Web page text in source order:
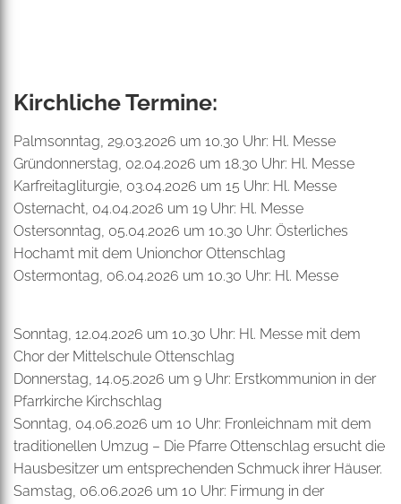
Kirchliche Termine:
Palmsonntag, 29.03.2026 um 10.30 Uhr: Hl. Messe
Gründonnerstag, 02.04.2026 um 18.30 Uhr: Hl. Messe
Karfreitagliturgie, 03.04.2026 um 15 Uhr: Hl. Messe
Osternacht, 04.04.2026 um 19 Uhr: Hl. Messe
Ostersonntag, 05.04.2026 um 10.30 Uhr: Österliches
Hochamt mit dem Unionchor Ottenschlag
Ostermontag, 06.04.2026 um 10.30 Uhr: Hl. Messe
Sonntag, 12.04.2026 um 10.30 Uhr: Hl. Messe mit dem
Chor der Mittelschule Ottenschlag
Donnerstag, 14.05.2026 um 9 Uhr: Erstkommunion in der
Pfarrkirche Kirchschlag
Sonntag, 04.06.2026 um 10 Uhr: Fronleichnam mit dem
traditionellen Umzug – Die Pfarre Ottenschlag ersucht die
Hausbesitzer um entsprechenden Schmuck ihrer Häuser.
Samstag, 06.06.2026 um 10 Uhr: Firmung in der